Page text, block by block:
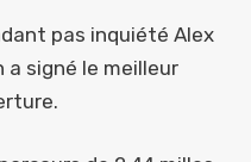
pas inquiété Alex
a signé le meilleur